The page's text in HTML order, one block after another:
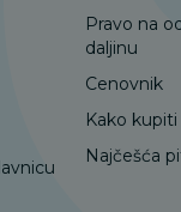
Pravo na
daljinu
Cenovnik
Kako kupiti
Najčešća